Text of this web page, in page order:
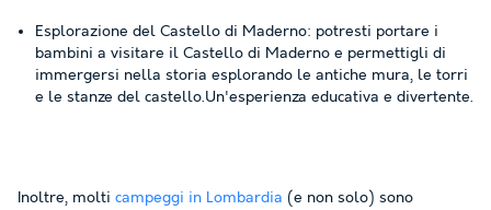
Esplorazione del Castello di Maderno: potresti portare i
bambini a visitare il Castello di Maderno e permettigli di
immergersi nella storia esplorando le antiche mura, le torri
e le stanze del castello.Un'esperienza educativa e divertente.
Inoltre, molti campeggi in Lombardia (e non solo) sono